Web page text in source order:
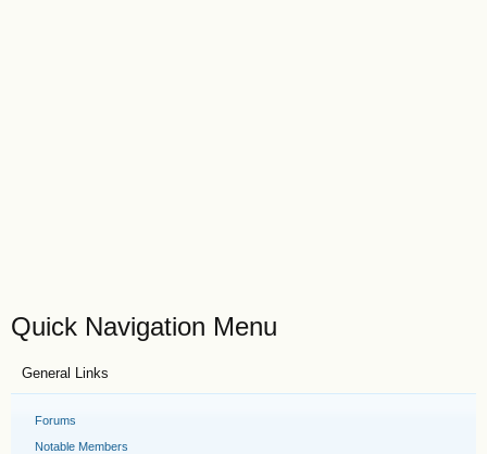
Quick Navigation Menu
General Links
Forums
Notable Members